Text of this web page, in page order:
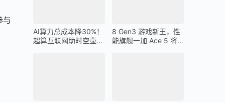
与
AI算力总成本降30%！
超算互联网助时空壶高
8 Gen3 游戏新王，性
能旗舰一加 Ace 5 将